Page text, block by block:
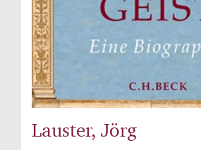
Lauster, Jörg